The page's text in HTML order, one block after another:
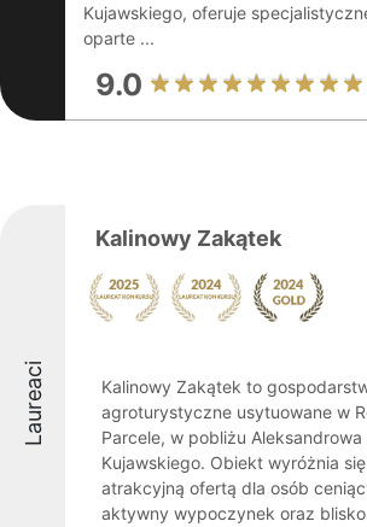
Kujawskiego, oferuje
oparte ...
9.0
Laureaci
Kalinowy Zakątek
Kalinowy Zakątek to
agroturystyczne usytuowane w
Parcele, w pobliżu Aleksandrowa
Kujawskiego. Obiekt wyróżnia się
atrakcyjną ofertą dla osób
aktywny wypoczynek oraz